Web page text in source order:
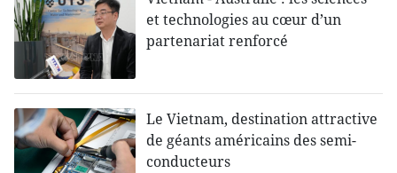
et technologies au cœur d’un
partenariat renforcé
Le Vietnam, destination attractive
de géants américains des semi-
conducteurs